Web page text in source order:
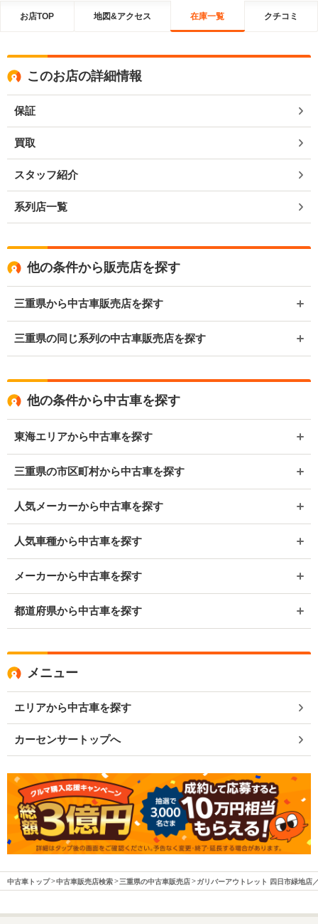
お店TOP 地図&アクセス 在庫一覧 クチコミ
このお店の詳細情報
保証
買取
スタッフ紹介
系列店一覧
他の条件から販売店を探す
三重県から中古車販売店を探す
三重県の同じ系列の中古車販売店を探す
他の条件から中古車を探す
東海エリアから中古車を探す
三重県の市区町村から中古車を探す
人気メーカーから中古車を探す
人気車種から中古車を探す
メーカーから中古車を探す
都道府県から中古車を探す
メニュー
エリアから中古車を探す
カーセンサートップへ
中古車トップ 中古車販売店検索 三重県の中古車販売店 ガリバーアウトレット 四日市緑地店